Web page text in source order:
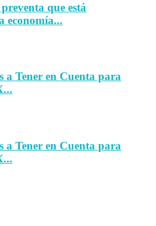
que está
economía...
a Tener en Cuenta para
a Tener en Cuenta para